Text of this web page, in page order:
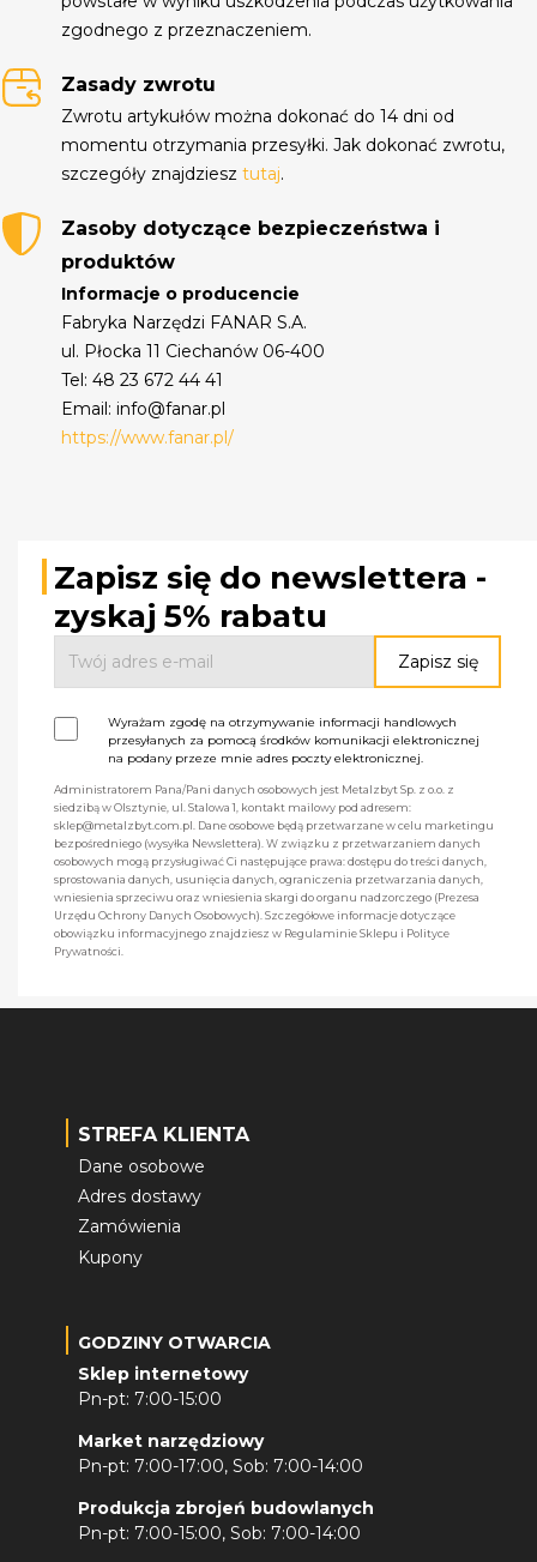
zgodnego z przeznaczeniem.
Zasady zwrotu
Zwrotu artykułów można dokonać do 14 dni od
momentu otrzymania przesyłki. Jak dokonać zwrotu,
szczegóły znajdziesztutaj.
Zasoby dotyczące bezpieczeństwa i
produktów
Informacje o producencie
Fabryka Narzędzi FANAR S.A.
ul. Płocka 11 Ciechanów 06-400
Tel: 48 23 672 44 41
Email: info@fanar.pl
https://www.fanar.pl/
Zapisz się do newslettera -
zyskaj 5% rabatu
Wyrażam zgodę na otrzymywanie informacji handlowych
przesyłanych za pomocą środków komunikacji elektronicznej
na podany przeze mnie adres poczty elektronicznej.
Administratorem Pana/Pani danych osobowych jest Metalzbyt Sp. z o.o. z
siedzibą w Olsztynie, ul. Stalowa 1, kontakt mailowy pod adresem:
sklep@metalzbyt.com.pl. Dane osobowe będą przetwarzane w celu marketingu
bezpośredniego (wysyłka Newslettera). W związku z przetwarzaniem danych
osobowych mogą przysługiwać Ci następujące prawa: dostępu do treści danych,
sprostowania danych, usunięcia danych, ograniczenia przetwarzania danych,
wniesienia sprzeciwu oraz wniesienia skargi do organu nadzorczego (Prezesa
Urzędu Ochrony Danych Osobowych). Szczegółowe informacje dotyczące
obowiązku informacyjnego znajdziesz w Regulaminie Sklepu i Polityce
Prywatności.
STREFA KLIENTA
Dane osobowe
Adres dostawy
Zamówienia
Kupony
GODZINY OTWARCIA
Sklep internetowy
Pn-pt: 7:00-15:00
Market narzędziowy
Pn-pt: 7:00-17:00, Sob: 7:00-14:00
Produkcja zbrojeń budowlanych
Pn-pt: 7:00-15:00, Sob: 7:00-14:00